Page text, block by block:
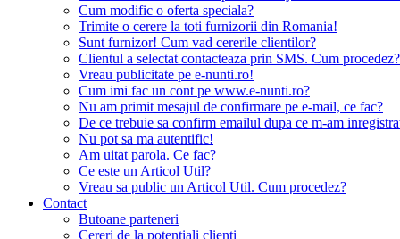
Cum modific o oferta speciala?
Trimite o cerere la toti furnizorii din Romania!
Sunt furnizor! Cum vad cererile clientilor?
Clientul a selectat contacteaza prin SMS. Cum procedez?
Vreau publicitate pe e-nunti.ro!
Cum imi fac un cont pe www.e-nunti.ro?
Nu am primit mesajul de confirmare pe e-mail, ce fac?
De ce trebuie sa confirm emailul dupa ce m-am
Nu pot sa ma autentific!
Am uitat parola. Ce fac?
Ce este un Articol Util?
Vreau sa public un Articol Util. Cum procedez?
Contact
Butoane parteneri
Cereri de la potentiali clienti